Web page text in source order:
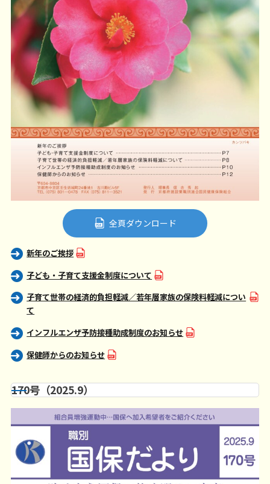
全頁ダウンロード
新年のご挨拶
子ども・子育て支援金制度について
子育て世帯の経済的負担軽減／若年層家族の保険料軽減につい
て
インフルエンザ予防接種助成制度のお知らせ
保健師からのお知らせ
170号（2025.9）